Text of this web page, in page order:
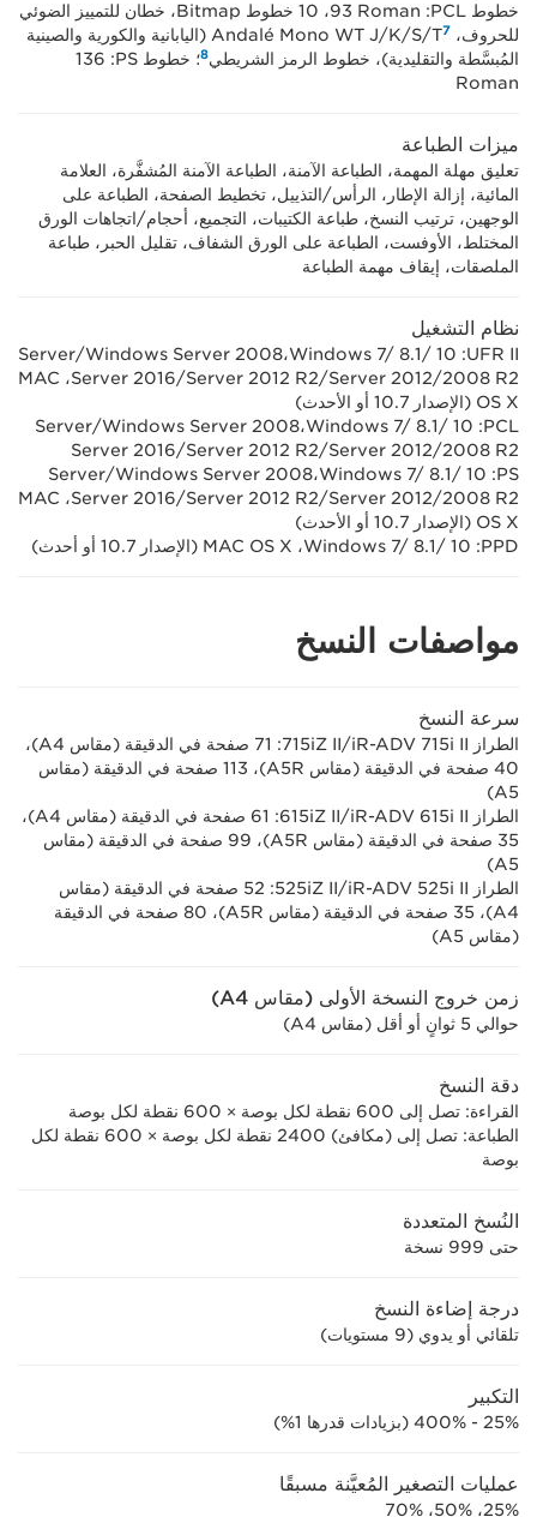
خطوط PCL:‏ ‎93 Roman،‏ 10 خطوط Bitmap، خطان للتمييز الضوئي
للحروف، Andalé Mono WT J/K/S/T 7
(اليابانية والكورية والصينية
المُبسَّطة والتقليدية)، خطوط الرمز الشريطي8
؛ خطوط PS: ‏‎136
Roman
ميزات الطباعة
تعليق مهلة المهمة، الطباعة الآمنة، الطباعة الآمنة المُشفَّرة، العلامة
المائية، إزالة الإطار، الرأس/التذييل، تخطيط الصفحة، الطباعة على
الوجهين، ترتيب النسخ، طباعة الكتيبات، التجميع، أحجام/اتجاهات الورق
المختلط، الأوفست، الطباعة على الورق الشفاف، تقليل الحبر، طباعة
الملصقات، إيقاف مهمة الطباعة
نظام التشغيل
UFR II‏: Windows 7/ 8.1/ 10،‏Windows Server 2008/‏Server
2008 R2/‏Server 2012/‏Server 2012 R2/‏Server 2016، ‏MAC
OS X (الإصدار 10.7 أو الأحدث)
‏PCL: ‏Windows 7/ 8.1/ 10،‏Windows Server 2008/‏Server
2008 R2/‏Server 2012/‏Server 2012 R2/‏Server 2016
PS‏: Windows 7/ 8.1/ 10،‏Windows Server 2008/‏Server
2008 R2/‏Server 2012/‏Server 2012 R2/‏Server 2016، ‏MAC
OS X (الإصدار 10.7 أو الأحدث)
PPD: ‏Windows 7/ 8.1/ 10، ‏MAC OS X (الإصدار 10.7 أو أحدث)
مواصفات النسخ
سرعة النسخ
الطراز iR-ADV 715i II/‏715iZ II‎: ‏71 صفحة في الدقيقة ‏(مقاس A4)،
40 صفحة في الدقيقة (مقاس A5R)، 113 صفحة في الدقيقة (مقاس
A5)
الطراز iR-ADV 615i II/‏615iZ II‎: ‏61 صفحة في الدقيقة ‏(مقاس A4)،
35 صفحة في الدقيقة (مقاس A5R)، 99 صفحة في الدقيقة (مقاس
A5)
الطراز iR-ADV 525i II/‏525iZ II‎: ‏52 صفحة في الدقيقة ‏(مقاس
A4)، 35 صفحة في الدقيقة (مقاس A5R)، 80 صفحة في الدقيقة
(مقاس A5)
زمن خروج النسخة الأولى (مقاس A4)
حوالي 5 ثوانٍ أو أقل (مقاس A4)
دقة النسخ
القراءة: تصل إلى 600 نقطة لكل بوصة × 600 نقطة لكل بوصة
الطباعة: تصل إلى (مكافئ) 2400 نقطة لكل بوصة × 600 نقطة لكل
بوصة
النُسخ المتعددة
حتى 999 نسخة
درجة إضاءة النسخ
تلقائي أو يدوي (9 مستويات)
التكبير
25% - 400% (بزيادات قدرها 1%)
عمليات التصغير المُعيَّنة مسبقًا
25%، 50%، 70%